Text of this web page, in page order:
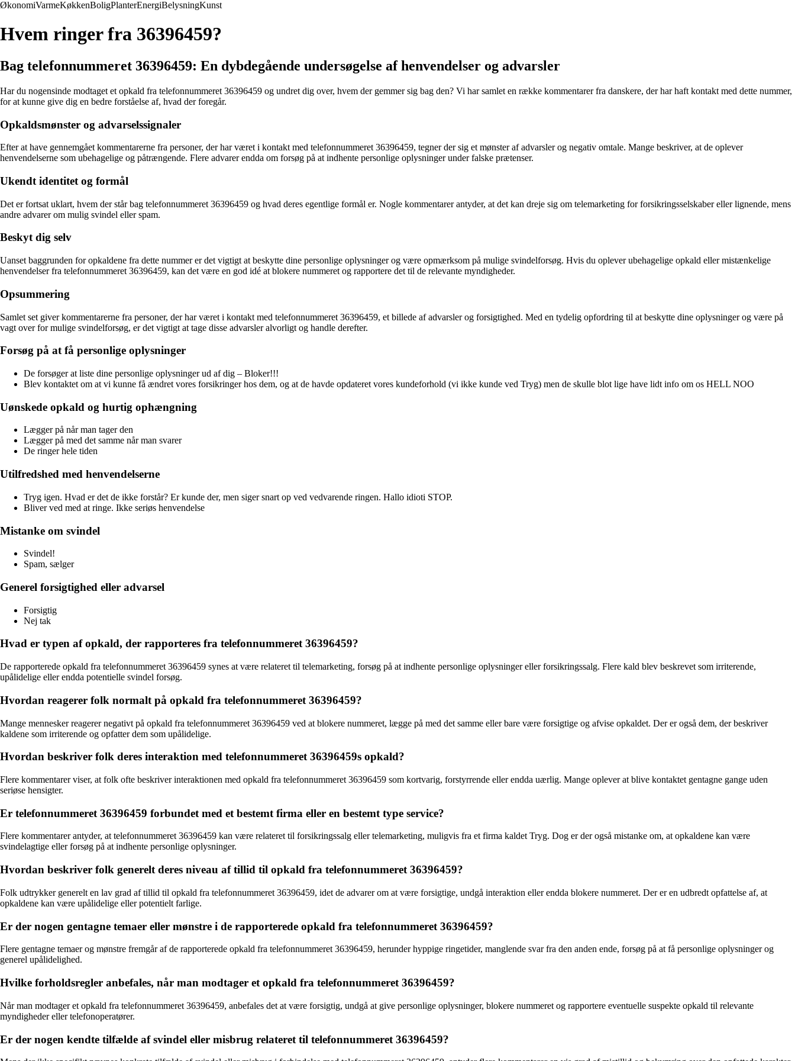
ØkonomiVarmeKøkkenBoligPlanterEnergiBelysningKunst
Hvem ringer fra 36396459?
Bag telefonnummeret 36396459: En dybdegående undersøgelse af henvendelser og advarsler
Har du nogensinde modtaget et opkald fra telefonnummeret 36396459 og undret dig over, hvem der gemmer sig bag den? Vi har samlet en række kommentarer fra danskere, der har haft kontakt med dette nummer,
for at kunne give dig en bedre forståelse af, hvad der foregår.
Opkaldsmønster og advarselssignaler
Efter at have gennemgået kommentarerne fra personer, der har været i kontakt med telefonnummeret 36396459, tegner der sig et mønster af advarsler og negativ omtale. Mange beskriver, at de oplever
henvendelserne som ubehagelige og påtrængende. Flere advarer endda om forsøg på at indhente personlige oplysninger under falske prætenser.
Ukendt identitet og formål
Det er fortsat uklart, hvem der står bag telefonnummeret 36396459 og hvad deres egentlige formål er. Nogle kommentarer antyder, at det kan dreje sig om telemarketing for forsikringsselskaber eller lignende, mens
andre advarer om mulig svindel eller spam.
Beskyt dig selv
Uanset baggrunden for opkaldene fra dette nummer er det vigtigt at beskytte dine personlige oplysninger og være opmærksom på mulige svindelforsøg. Hvis du oplever ubehagelige opkald eller mistænkelige
henvendelser fra telefonnummeret 36396459, kan det være en god idé at blokere nummeret og rapportere det til de relevante myndigheder.
Opsummering
Samlet set giver kommentarerne fra personer, der har været i kontakt med telefonnummeret 36396459, et billede af advarsler og forsigtighed. Med en tydelig opfordring til at beskytte dine oplysninger og være på
vagt over for mulige svindelforsøg, er det vigtigt at tage disse advarsler alvorligt og handle derefter.
Forsøg på at få personlige oplysninger
De forsøger at liste dine personlige oplysninger ud af dig – Bloker!!!
Blev kontaktet om at vi kunne få ændret vores forsikringer hos dem, og at de havde opdateret vores kundeforhold (vi ikke kunde ved Tryg) men de skulle blot lige have lidt info om os HELL NOO
Uønskede opkald og hurtig ophængning
Lægger på når man tager den
Lægger på med det samme når man svarer
De ringer hele tiden
Utilfredshed med henvendelserne
Tryg igen. Hvad er det de ikke forstår? Er kunde der, men siger snart op ved vedvarende ringen. Hallo idioti STOP.
Bliver ved med at ringe. Ikke seriøs henvendelse
Mistanke om svindel
Svindel!
Spam, sælger
Generel forsigtighed eller advarsel
Forsigtig
Nej tak
Hvad er typen af ​​opkald, der rapporteres fra telefonnummeret 36396459?
De rapporterede opkald fra telefonnummeret 36396459 synes at være relateret til telemarketing, forsøg på at indhente personlige oplysninger eller forsikringssalg. Flere kald blev beskrevet som irriterende,
upålidelige eller endda potentielle svindel forsøg.
Hvordan reagerer folk normalt på opkald fra telefonnummeret 36396459?
Mange mennesker reagerer negativt på opkald fra telefonnummeret 36396459 ved at blokere nummeret, lægge på med det samme eller bare være forsigtige og afvise opkaldet. Der er også dem, der beskriver
kaldene som irriterende og opfatter dem som upålidelige.
Hvordan beskriver folk deres interaktion med telefonnummeret 36396459s opkald?
Flere kommentarer viser, at folk ofte beskriver interaktionen med opkald fra telefonnummeret 36396459 som kortvarig, forstyrrende eller endda uærlig. Mange oplever at blive kontaktet gentagne gange uden
seriøse hensigter.
Er telefonnummeret 36396459 forbundet med et bestemt firma eller en bestemt type service?
Flere kommentarer antyder, at telefonnummeret 36396459 kan være relateret til forsikringssalg eller telemarketing, muligvis fra et firma kaldet Tryg. Dog er der også mistanke om, at opkaldene kan være
svindelagtige eller forsøg på at indhente personlige oplysninger.
Hvordan beskriver folk generelt deres niveau af tillid til opkald fra telefonnummeret 36396459?
Folk udtrykker generelt en lav grad af tillid til opkald fra telefonnummeret 36396459, idet de advarer om at være forsigtige, undgå interaktion eller endda blokere nummeret. Der er en udbredt opfattelse af, at
opkaldene kan være upålidelige eller potentielt farlige.
Er der nogen gentagne temaer eller mønstre i de rapporterede opkald fra telefonnummeret 36396459?
Flere gentagne temaer og mønstre fremgår af de rapporterede opkald fra telefonnummeret 36396459, herunder hyppige ringetider, manglende svar fra den anden ende, forsøg på at få personlige oplysninger og
generel upålidelighed.
Hvilke forholdsregler anbefales, når man modtager et opkald fra telefonnummeret 36396459?
Når man modtager et opkald fra telefonnummeret 36396459, anbefales det at være forsigtig, undgå at give personlige oplysninger, blokere nummeret og rapportere eventuelle suspekte opkald til relevante
myndigheder eller telefonoperatører.
Er der nogen kendte tilfælde af svindel eller misbrug relateret til telefonnummeret 36396459?